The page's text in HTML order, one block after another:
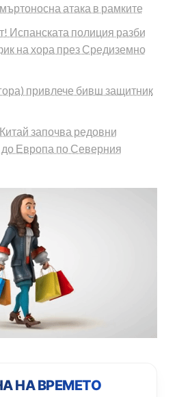
атака в рамките
Испанската полиция разби
на хора през Средиземно
привлече бивш защитник
започва редовни
Европа по Северния
НА ВРЕМЕТО